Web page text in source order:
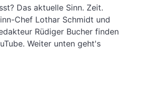
Das aktuelle Sinn. Zeit.
Chef Lothar Schmidt und
Rüdiger Bucher finden
Weiter unten geht's